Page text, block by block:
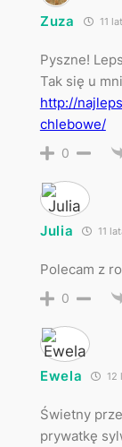
Zuza 11
Pyszne!
Tak się u
http://
chlebowe/
0
Julia 11
Polecam z
0
Ewela 12
Świetny
prywatkę